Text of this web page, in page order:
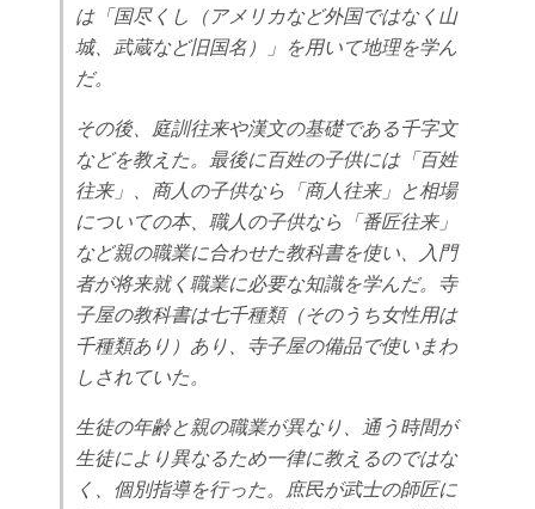
は「国尽くし（アメリカなど外国ではなく山
城、武蔵など旧国名）」を用いて地理を学ん
だ。
その後、庭訓往来や漢文の基礎である千字文
などを教えた。最後に百姓の子供には「百姓
往来」、商人の子供なら「商人往来」と相場
についての本、職人の子供なら「番匠往来」
など親の職業に合わせた教科書を使い、入門
者が将来就く職業に必要な知識を学んだ。寺
子屋の教科書は七千種類（そのうち女性用は
千種類あり）あり、寺子屋の備品で使いまわ
しされていた。
生徒の年齢と親の職業が異なり、通う時間が
生徒により異なるため一律に教えるのではな
く、個別指導を行った。庶民が武士の師匠に